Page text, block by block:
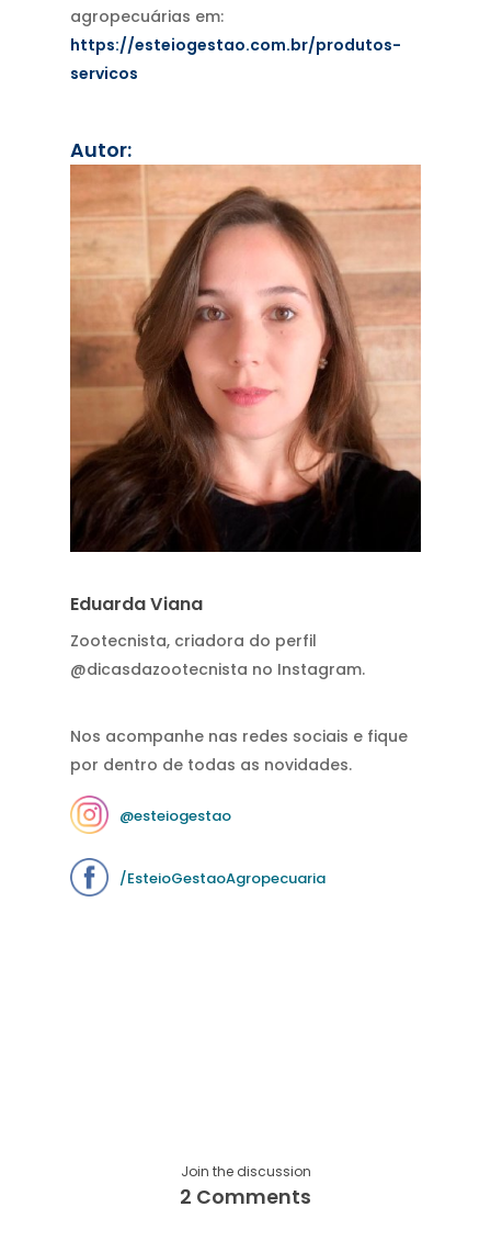
agropecuárias em:
https://esteiogestao.com.br/produtos-
servicos
Autor:
Eduarda Viana
Zootecnista, criadora do perfil
@dicasdazootecnista no Instagram.
Nos acompanhe nas redes sociais e fique
por dentro de todas as novidades.
@esteiogestao
/EsteioGestaoAgropecuaria
Join the discussion
2 Comments